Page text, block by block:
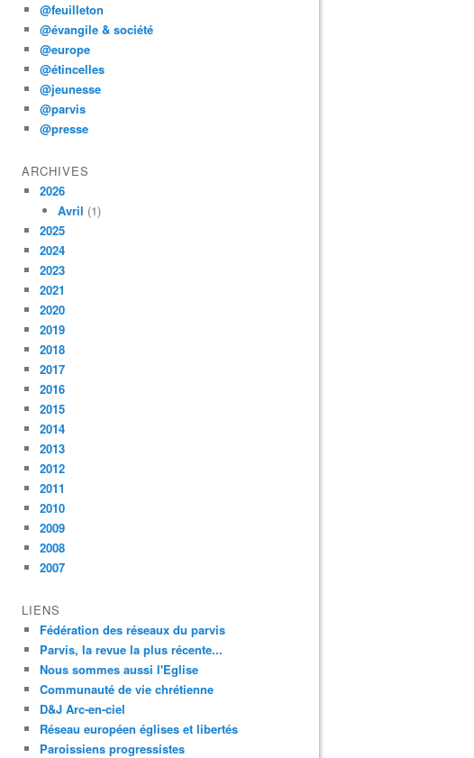
@feuilleton
@évangile & société
@europe
@étincelles
@jeunesse
@parvis
@presse
ARCHIVES
2026
Avril (1)
2025
2024
2023
2021
2020
2019
2018
2017
2016
2015
2014
2013
2012
2011
2010
2009
2008
2007
LIENS
Fédération des réseaux du parvis
Parvis, la revue la plus récente...
Nous sommes aussi l'Eglise
Communauté de vie chrétienne
D&J Arc-en-ciel
Réseau européen églises et libertés
Paroissiens progressistes